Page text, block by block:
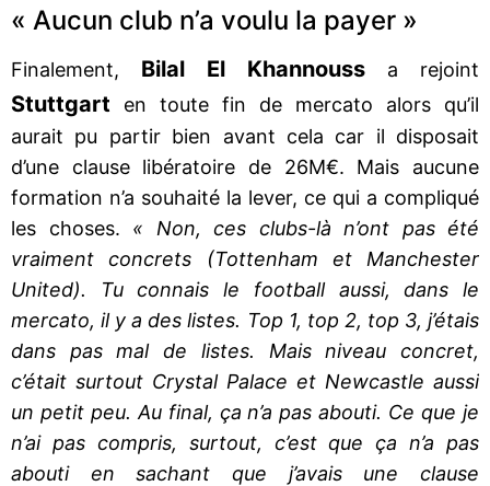
« Aucun club n’a voulu la payer »
Finalement, Bilal El Khannouss a rejoint
Stuttgart en toute fin de mercato alors qu’il
aurait pu partir bien avant cela car il disposait
d’une clause libératoire de 26M€. Mais aucune
formation n’a souhaité la lever, ce qui a compliqué
les choses. « Non, ces clubs-là n’ont pas été
vraiment concrets (Tottenham et Manchester
United). Tu connais le football aussi, dans le
mercato, il y a des listes. Top 1, top 2, top 3, j’étais
dans pas mal de listes. Mais niveau concret,
c’était surtout Crystal Palace et Newcastle aussi
un petit peu. Au final, ça n’a pas abouti. Ce que je
n’ai pas compris, surtout, c’est que ça n’a pas
abouti en sachant que j’avais une clause